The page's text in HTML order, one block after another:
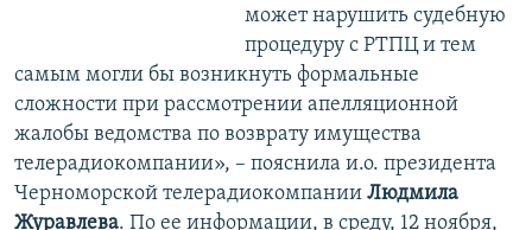
может нарушить судебную
процедуру с РТПЦ и тем
самым могли бы возникнуть формальные
сложности при рассмотрении апелляционной
жалобы ведомства по возврату имущества
телерадиокомпании», – пояснила и.о. президента
Черноморской телерадиокомпании Людмила
Журавлева. По ее информации, в среду, 12 ноября,